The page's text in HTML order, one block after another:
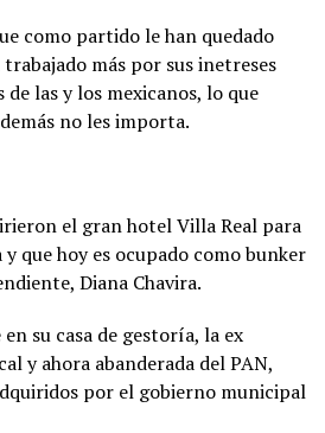
como partido le han quedado
más por sus inetreses
las y los mexicanos, lo que
no les importa.
el gran hotel Villa Real para
que hoy es ocupado como bunker
Diana Chavira.
su casa de gestoría, la ex
y ahora abanderada del PAN,
por el gobierno municipal